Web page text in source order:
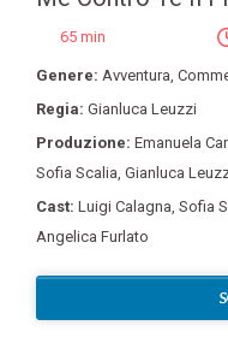
65 min
Genere: Avventura,
Regia: Gianluca Leuzzi
Produzione: Emanuela
Sofia Scalia, Gianluca
Cast: Luigi Calagna, Sofia
Angelica Furlato